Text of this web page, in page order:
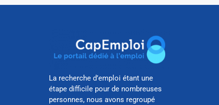
La recherche d’emploi étant une
étape difficile pour de nombreuses
personnes, nous avons regroupé